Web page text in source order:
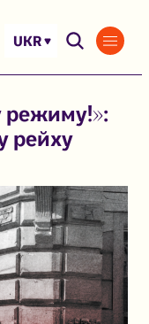
UKR
режиму!»:
рейху